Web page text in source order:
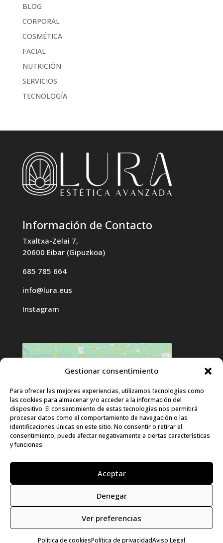
Gestionar consentimiento
Para ofrecer las mejores experiencias, utilizamos tecnologías como
las cookies para almacenar y/o acceder a la información del
dispositivo. El consentimiento de estas tecnologías nos permitirá
procesar datos como el comportamiento de navegación o las
identificaciones únicas en este sitio. No consentir o retirar el
consentimiento, puede afectar negativamente a ciertas características
y funciones.
Aceptar
Denegar
Ver preferencias
Política de cookiesPolítica de privacidadAviso Legal
BLOG
CORPORAL
COSMÉTICA
FACIAL
NUTRICIÓN
SERVICIOS
TECNOLOGÍA
Información de Contacto
Txaltxa-Zelai 7,
20600 Eibar (Gipuzkoa)
685 785 664
info@lura.eus
Instagram
Haz clic para aceptar cookies de
marketing y permitir este contenido
© LURA 2024 |Aviso Legal|Política de
Política de Cookies
de accesibilidad|Mapa del sitio|Diseño:
Uraldes.com